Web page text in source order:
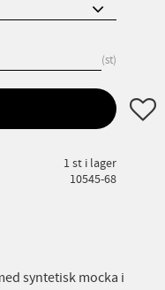
st
Lägg
1 st i lager
10545-68
syntetisk mocka i